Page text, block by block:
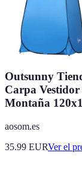
Outsunny
Carpa
Montaña
aosom.es
35.99 EURVer el